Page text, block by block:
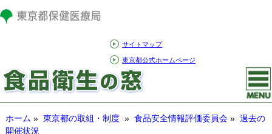
サイトマップ
東京都公式ホームページ
ホーム » 東京都の取組・制度» 食品安全情報評価委員会» 過去の
開催状況